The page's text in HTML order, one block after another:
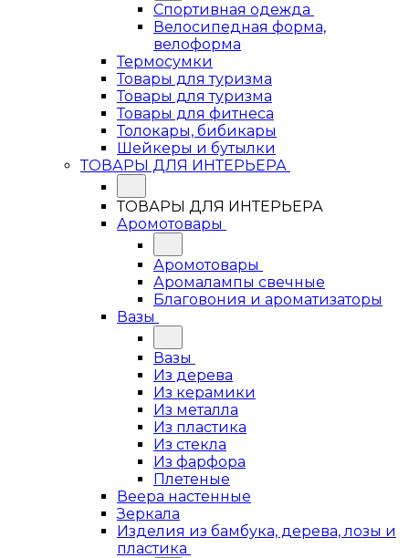
Спортивная одежда
Велосипедная форма,
велоформа
Термосумки
Товары для туризма
Товары для туризма
Товары для фитнеса
Толокары, бибикары
Шейкеры и бутылки
ТОВАРЫ ДЛЯ ИНТЕРЬЕРА
ТОВАРЫ ДЛЯ ИНТЕРЬЕРА
Аромотовары
Аромотовары
Аромалампы свечные
Благовония и ароматизаторы
Вазы
Вазы
Из дерева
Из керамики
Из металла
Из пластика
Из стекла
Из фарфора
Плетеные
Веера настенные
Зеркала
Изделия из бамбука, дерева, лозы и
пластика